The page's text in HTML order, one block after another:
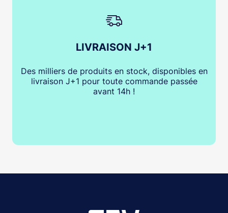
LIVRAISON J+1
Des milliers de produits en stock, disponibles en
livraison J+1 pour toute commande passée
avant 14h !